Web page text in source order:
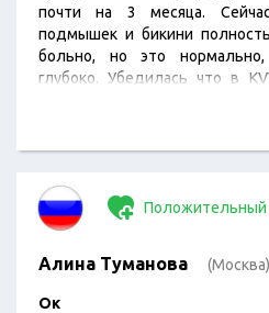
почти на 3 месяца.
подмышек и бикини
больно, но это
глубоко. Убедилась что в
Положительный
Алина Туманова (Москва)
Ок